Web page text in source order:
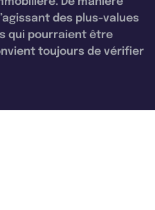
des plus-values
qui pourraient être
toujours de vérifier